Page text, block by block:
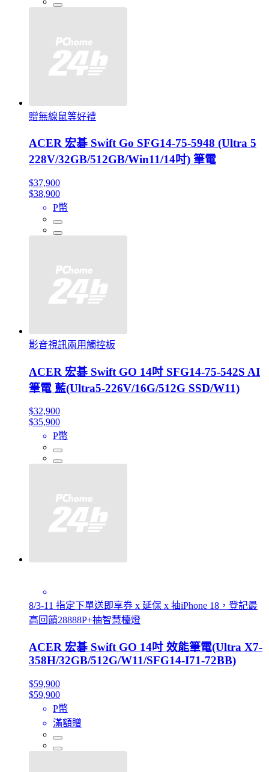
贈無線鼠等好禮
ACER 宏碁 Swift Go SFG14-75-5948 (Ultra 5
228V/32GB/512GB/Win11/14吋) 筆電
$37,900
$38,900
P幣
影音視訊兩用觸控板
ACER 宏碁 Swift GO 14吋 SFG14-75-542S AI
筆電 藍(Ultra5-226V/16G/512G SSD/W11)
$32,900
$35,900
P幣
8/3-11 指定下單送即享券 x 延保 x 抽iPhone 18，登記最
高回饋28888P+抽智慧檯燈
ACER 宏碁 Swift GO 14吋 效能筆電(Ultra X7-
358H/32GB/512G/W11/SFG14-I71-72BB)
$59,900
$59,900
P幣
滿額贈